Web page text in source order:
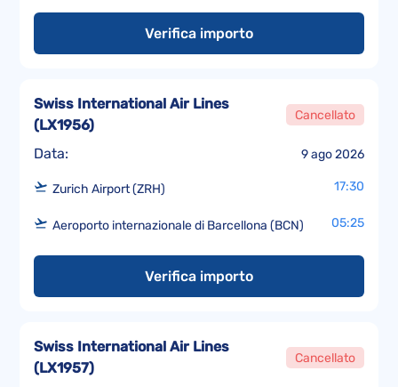
Verifica importo
Data: 9 ago 2026
Swiss International Air Lines
(LX1956)
Cancellato
Zurich Airport (ZRH) 17:30
Aeroporto internazionale di Barcellona (BCN) 05:25
Verifica importo
Swiss International Air Lines
(LX1957)
Cancellato